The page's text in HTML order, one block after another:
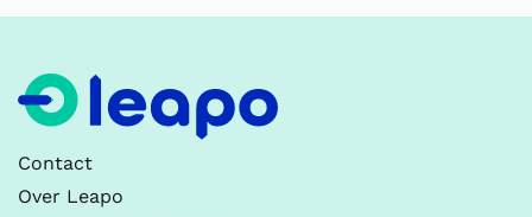
Contact
Over Leapo